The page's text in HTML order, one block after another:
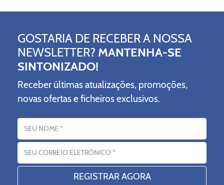
GOSTARIA DE RECEBER A NOSSA
NEWSLETTER? MANTENHA-SE
SINTONIZADO!
Receber últimas atualizações, promoções,
novas ofertas e ficheiros exclusivos.
Nome
Endereço eletrónico